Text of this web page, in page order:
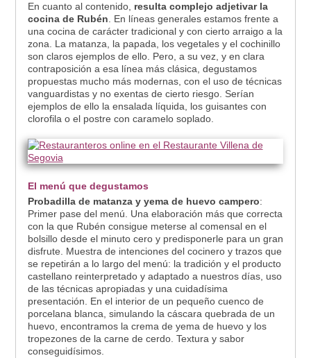
En cuanto al contenido, resulta complejo adjetivar la
cocina de Rubén . En líneas generales estamos frente a
una cocina de carácter tradicional y con cierto arraigo a la
zona. La matanza, la papada, los vegetales y el cochinillo
son claros ejemplos de ello. Pero, a su vez, y en clara
contraposición a esa línea más clásica, degustamos
propuestas mucho más modernas, con el uso de técnicas
vanguardistas y no exentas de cierto riesgo. Serían
ejemplos de ello la ensalada líquida, los guisantes con
clorofila o el postre con caramelo soplado.
El menú que degustamos
Probadilla de matanza y yema de huevo campero:
Primer pase del menú. Una elaboración más que correcta
con la que Rubén consigue meterse al comensal en el
bolsillo desde el minuto cero y predisponerle para un gran
disfrute. Muestra de intenciones del cocinero y trazos que
se repetirán a lo largo del menú: la tradición y el producto
castellano reinterpretado y adaptado a nuestros días, uso
de las técnicas apropiadas y una cuidadísima
presentación. En el interior de un pequeño cuenco de
porcelana blanca, simulando la cáscara quebrada de un
huevo, encontramos la crema de yema de huevo y los
tropezones de la carne de cerdo. Textura y sabor
conseguidísimos.